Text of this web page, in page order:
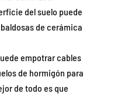
del suelo puede
de cerámica
empotrar cables
de hormigón para
de todo es que